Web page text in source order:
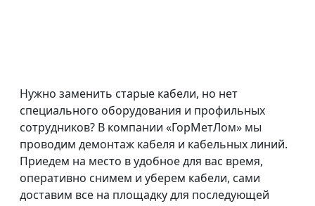
Нужно заменить старые кабели, но нет
специального оборудования и профильных
сотрудников? В компании «ГорМетЛом» мы
проводим демонтаж кабеля и кабельных линий.
Приедем на место в удобное для вас время,
оперативно снимем и уберем кабели, сами
доставим все на площадку для последующей